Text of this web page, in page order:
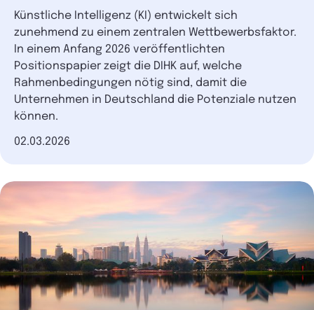
Künstliche Intelligenz (KI) entwickelt sich
zunehmend zu einem zentralen Wettbewerbsfaktor.
In einem Anfang 2026 veröffentlichten
Positionspapier zeigt die DIHK auf, welche
Rahmenbedingungen nötig sind, damit die
Unternehmen in Deutschland die Potenziale nutzen
können.
Datum der Veröffentlichung
02.03.2026